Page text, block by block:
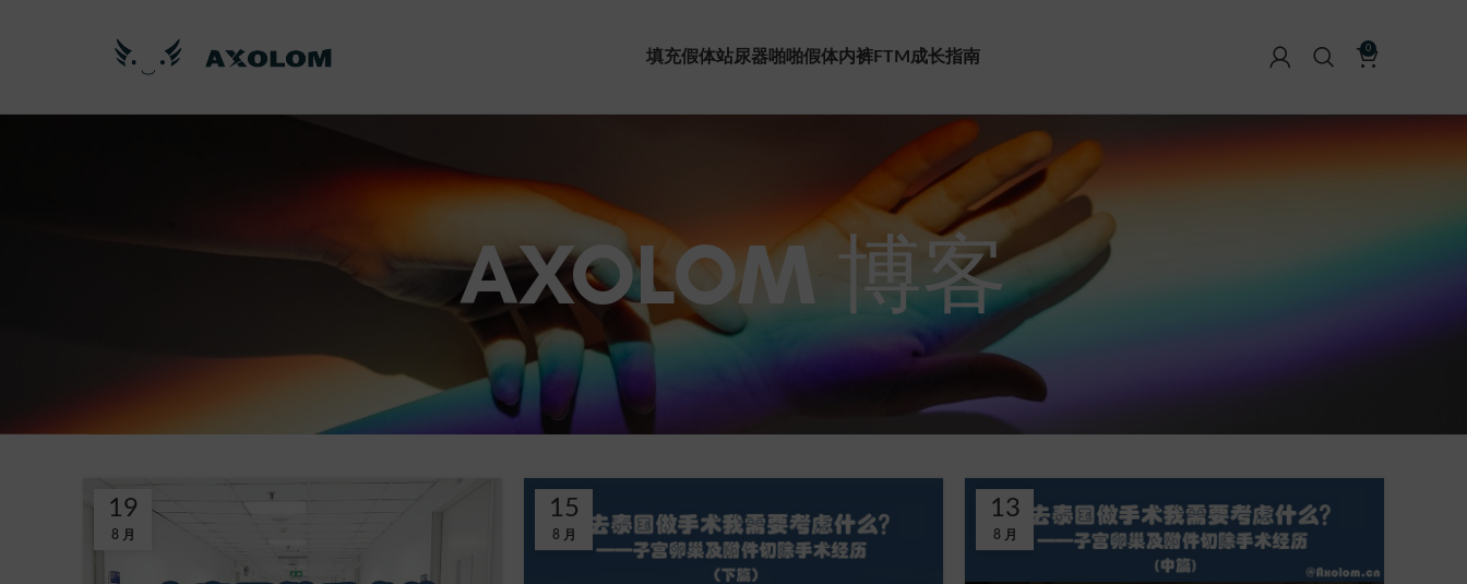
填充假体站尿器啪啪假体内裤FTM成长指南 0
AXOLOM 博客
19
8 月
15
8 月
13
8 月